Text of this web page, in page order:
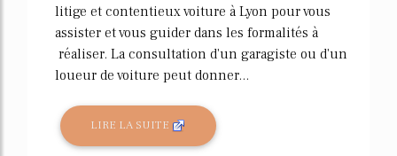
litige et contentieux voiture à Lyon pour vous
assister et vous guider dans les formalités à
réaliser. La consultation d'un garagiste ou d'un
loueur de voiture peut donner...
LIRE LA SUITE